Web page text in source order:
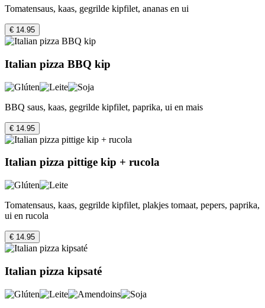
Tomatensaus, kaas, gegrilde kipfilet, ananas en ui
€ 14.95
Italian pizza BBQ kip
BBQ saus, kaas, gegrilde kipfilet, paprika, ui en mais
€ 14.95
Italian pizza pittige kip + rucola
Tomatensaus, kaas, gegrilde kipfilet, plakjes tomaat, pepers, paprika,
ui en rucola
€ 14.95
Italian pizza kipsaté